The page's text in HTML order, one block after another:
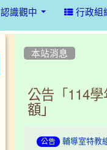
認識觀中 行政組
本站消息
公告「114
額」
公告 輔導室特教